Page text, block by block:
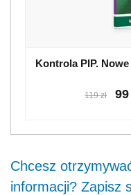
Kontrola PIP.
119 zł 99
Chcesz
informacji? Zapisz